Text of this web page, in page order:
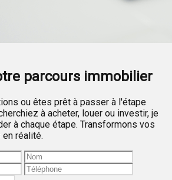
parcours immobilier
ou êtes prêt à passer à l'étape
à acheter, louer ou investir, je
à chaque étape. Transformons vos
réalité.